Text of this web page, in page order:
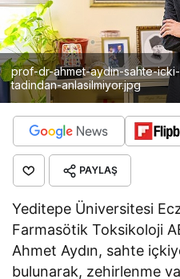
prof-dr-ahmet-aydin-sahte-
tadindan-anlasilmiyor.jpg
PAYLAŞ
Yeditepe Üniversitesi
Farmasötik Toksikoloji
Ahmet Aydın, sahte
bulunarak, zehirlenme